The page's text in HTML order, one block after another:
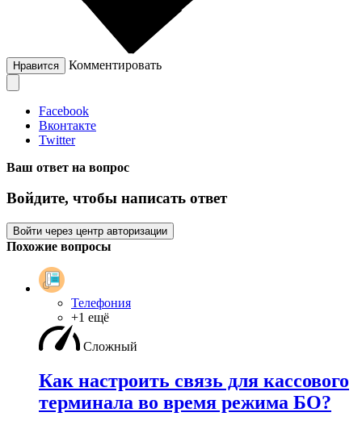
Нравится Комментировать
Facebook
Вконтакте
Twitter
Ваш ответ на вопрос
Войдите, чтобы написать ответ
Войти через центр авторизации
Похожие вопросы
Телефония
+1 ещё
Сложный
Как настроить связь для кассового
терминала во время режима БО?